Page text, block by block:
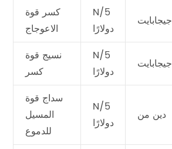
كسر قوة
الاعوجاج
N/5
دولارًا
نسيج قوة
كسر
N/5
دولارًا
سداج قوة
المسيل
للدموع
N/5
دولارًا
دين من